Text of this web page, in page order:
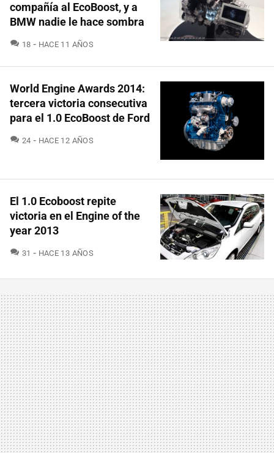
compañía al EcoBoost, y a
BMW nadie le hace sombra
18 COMENTARIOS
HACE 11 AÑOS
World Engine Awards 2014:
tercera victoria consecutiva
para el 1.0 EcoBoost de Ford
24 COMENTARIOS
HACE 12 AÑOS
El 1.0 Ecoboost repite
victoria en el Engine of the
year 2013
31 COMENTARIOS
HACE 13 AÑOS